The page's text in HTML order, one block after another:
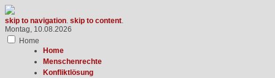
skip to navigation. skip to content.
Montag, 10.08.2026
Home
Home
Menschenrechte
Konfliktlösung